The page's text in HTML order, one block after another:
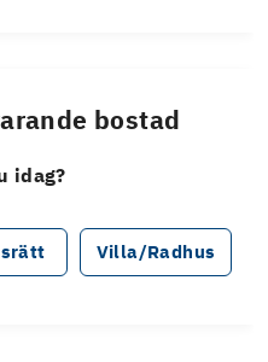
bostad
idag?
Villa/Radhus